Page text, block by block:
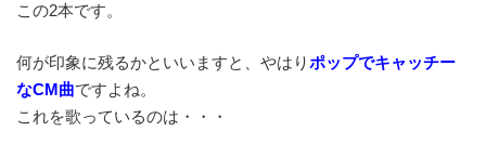
この2本です。
何が印象に残るかといいますと、やはりポップでキャッチー
なCM曲ですよね。
これを歌っているのは・・・